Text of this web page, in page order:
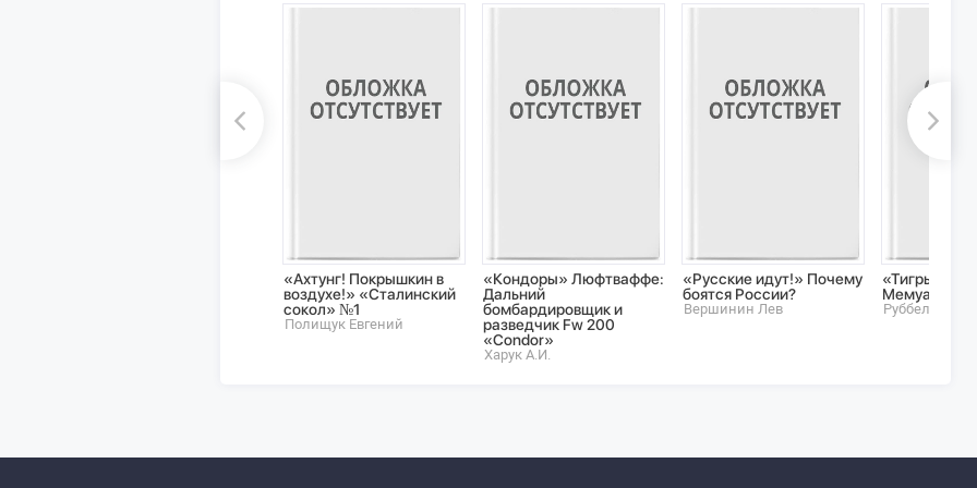
«Ахтунг! Покрышкин в
воздухе!» «Сталинский
сокол» №1
Полищук Евгений
«Кондоры» Люфтваффе:
Дальний
бомбардировщик и
разведчик Fw 200
«Condor»
Харук А.И.
«Русские идут!» Почему
боятся России?
Вершинин Лев
«Тигры» в
Мемуары
Руббель А.